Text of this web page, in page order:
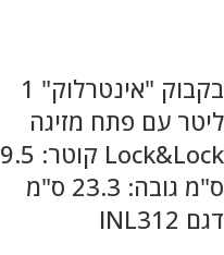
בקבוק "אינטרלוק" 1
ליטר עם פתח מזיגה
Lock&Lock קוטר: 9.5
ס"מ גובה: 23.3 ס"מ
דגם INL312